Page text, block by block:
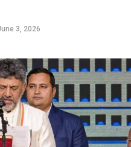
3, 2026